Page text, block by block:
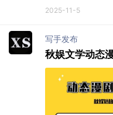
2025-11-5
写手发布
秋娱文学动态